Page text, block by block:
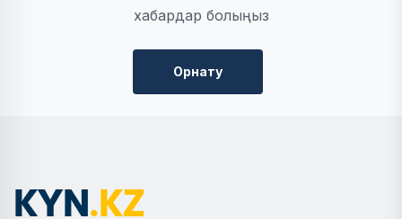
хабардар болыңыз
Орнату